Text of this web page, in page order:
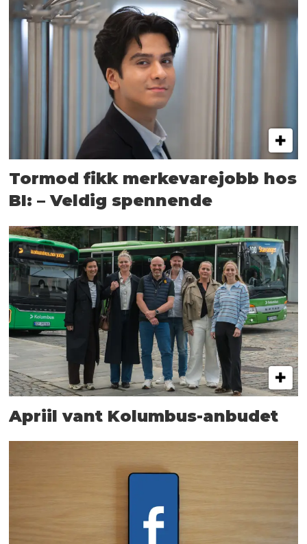
Tormod fikk merkevarejobb hos
BI: – Veldig spennende
Apriil vant Kolumbus-anbudet